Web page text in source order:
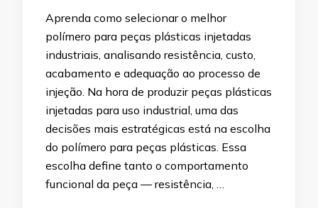
Aprenda como selecionar o melhor
polímero para peças plásticas injetadas
industriais, analisando resistência, custo,
acabamento e adequação ao processo de
injeção. Na hora de produzir peças plásticas
injetadas para uso industrial, uma das
decisões mais estratégicas está na escolha
do polímero para peças plásticas. Essa
escolha define tanto o comportamento
funcional da peça — resistência, …